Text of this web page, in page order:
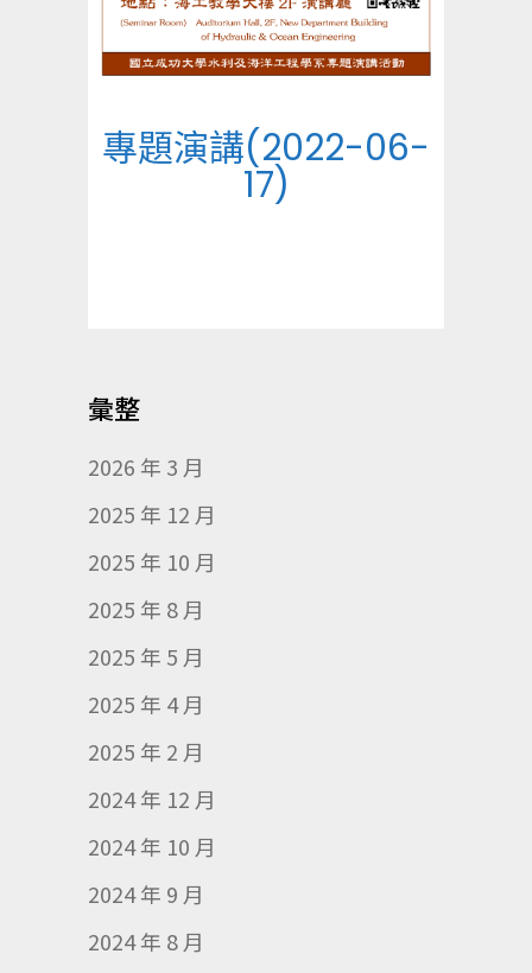
專題演講(2022-06-
17)
彙整
2026 年 3 月
2025 年 12 月
2025 年 10 月
2025 年 8 月
2025 年 5 月
2025 年 4 月
2025 年 2 月
2024 年 12 月
2024 年 10 月
2024 年 9 月
2024 年 8 月